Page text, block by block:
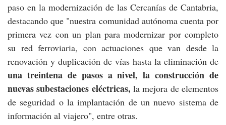
paso en la modernización de las Cercanías de Cantabria,
destacando que "nuestra comunidad autónoma cuenta por
primera vez con un plan para modernizar por completo
su red ferroviaria, con actuaciones que van desde la
renovación y duplicación de vías hasta la eliminación de
una treintena de pasos a nivel, la construcción de
nuevas subestaciones eléctricas, la mejora de elementos
de seguridad o la implantación de un nuevo sistema de
información al viajero", entre otras.